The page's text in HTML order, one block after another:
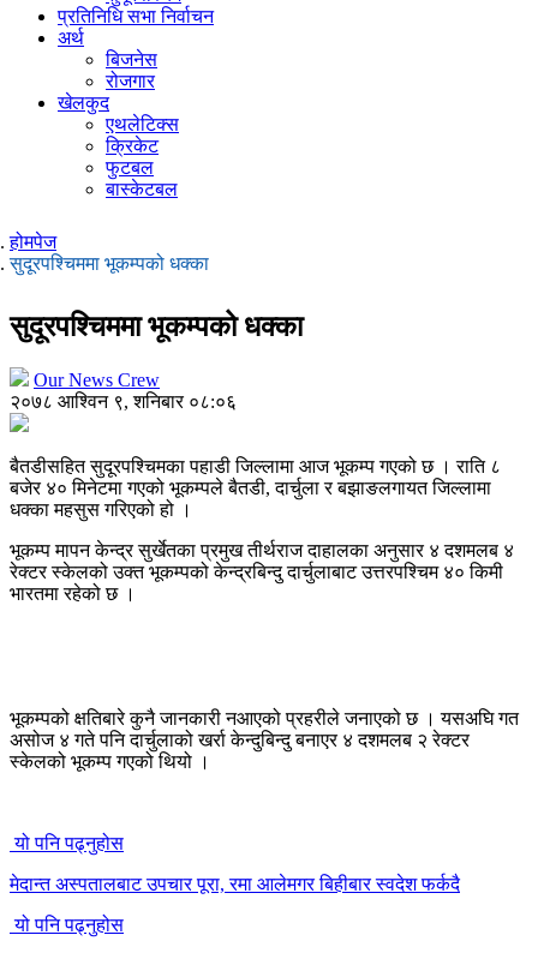
प्रतिनिधि सभा निर्वाचन
अर्थ
बिजनेस
रोजगार
खेलकुद
एथलेटिक्स
क्रिकेट
फुटबल
बास्केटबल
होमपेज
सुदूरपश्चिममा भूकम्पको धक्का
सुदूरपश्चिममा भूकम्पको धक्का
Our News Crew
२०७८ आश्विन ९, शनिबार ०८:०६
बैतडीसहित सुदूरपश्चिमका पहाडी जिल्लामा आज भूकम्प गएको छ । राति ८
बजेर ४० मिनेटमा गएको भूकम्पले बैतडी, दार्चुला र बझाङलगायत जिल्लामा
धक्का महसुस गरिएको हो ।
भूकम्प मापन केन्द्र सुर्खेतका प्रमुख तीर्थराज दाहालका अनुसार ४ दशमलब ४
रेक्टर स्केलको उक्त भूकम्पको केन्द्रबिन्दु दार्चुलाबाट उत्तरपश्चिम ४० किमी
भारतमा रहेको छ ।
भूकम्पको क्षतिबारे कुनै जानकारी नआएको प्रहरीले जनाएको छ । यसअघि गत
असोज ४ गते पनि दार्चुलाको खर्रा केन्दुबिन्दु बनाएर ४ दशमलब २ रेक्टर
स्केलको भूकम्प गएको थियो ।
यो पनि पढ्नुहोस
मेदान्त अस्पतालबाट उपचार पूरा, रमा आलेमगर बिहीबार स्वदेश फर्कदै
यो पनि पढ्नुहोस